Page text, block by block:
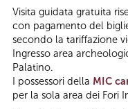
Visita guidata gratuita
con pagamento del
secondo la tariffazione
Ingresso area
Palatino.
I possessori della MIC
per la sola area dei Fori